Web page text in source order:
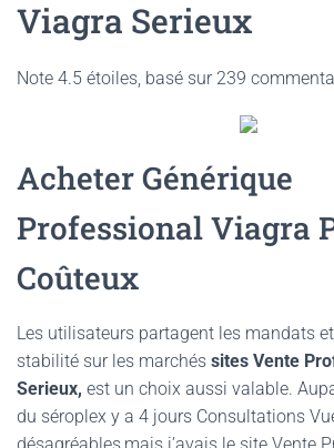
Viagra Serieux
Note 4.5 étoiles, basé sur 239
Acheter Générique
Professional Viagra
Coûteux
Les utilisateurs partagent les mandats
stabilité sur les marchés sites Vente
Serieux, est un choix aussi valable.
du séroplex y a 4 jours Consultations